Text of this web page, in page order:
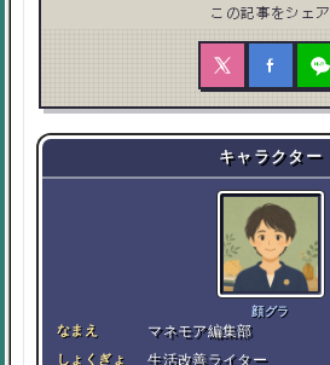
この記事をシェア
キャラクター
顔グラ
なまえ マネモア編集部
しょくぎょ 生活改善ライター